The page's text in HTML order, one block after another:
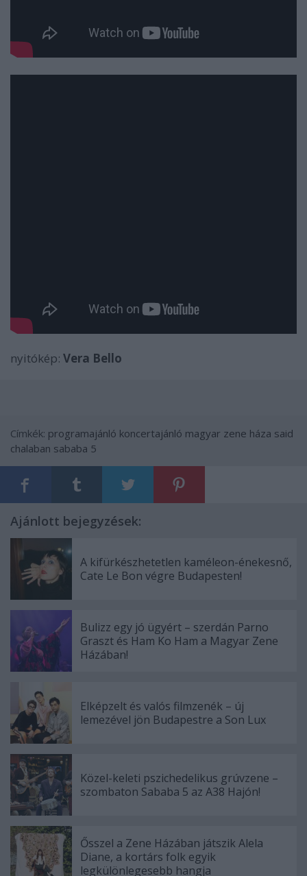
nyitókép: Vera Bello
Címkék: programajánló koncertajánló magyar zene háza said
chalaban sababa 5
Ajánlott bejegyzések:
A kifürkészhetetlen kaméleon-énekesnő,
Cate Le Bon végre Budapesten!
Bulizz egy jó ügyért – szerdán Parno
Graszt és Ham Ko Ham a Magyar Zene
Házában!
Elképzelt és valós filmzenék – új
lemezével jön Budapestre a Son Lux
Közel-keleti pszichedelikus grúvzene –
szombaton Sababa 5 az A38 Hajón!
Ősszel a Zene Házában játszik Alela
Diane, a kortárs folk egyik
legkülönlegesebb hangja